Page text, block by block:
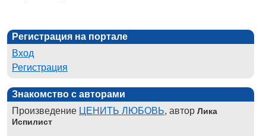
Регистрация на портале
Вход
Регистрация
Знакомство с авторами
Произведение ЦЕНИТЬ ЛЮБОВЬ, автор Лика
Испилист